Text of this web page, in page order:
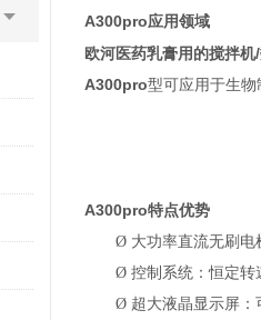
A300pro应用领域
欧河医药乳膏用的搅拌
A300pro型可应用于生物
A300pro特点优势
Ø 大功率直流无刷
Ø 控制系统：恒定转
Ø 超大液晶显示屏：